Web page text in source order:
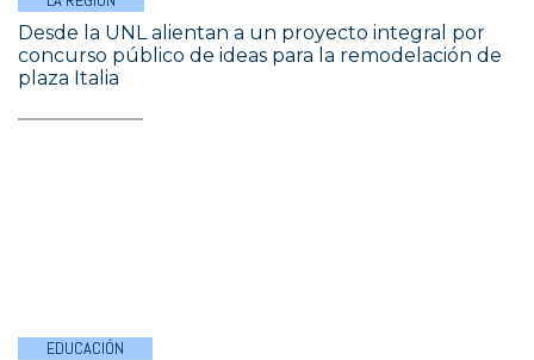
Desde la UNL alientan a un proyecto integral por
concurso público de ideas para la remodelación de
plaza Italia
EDUCACIÓN